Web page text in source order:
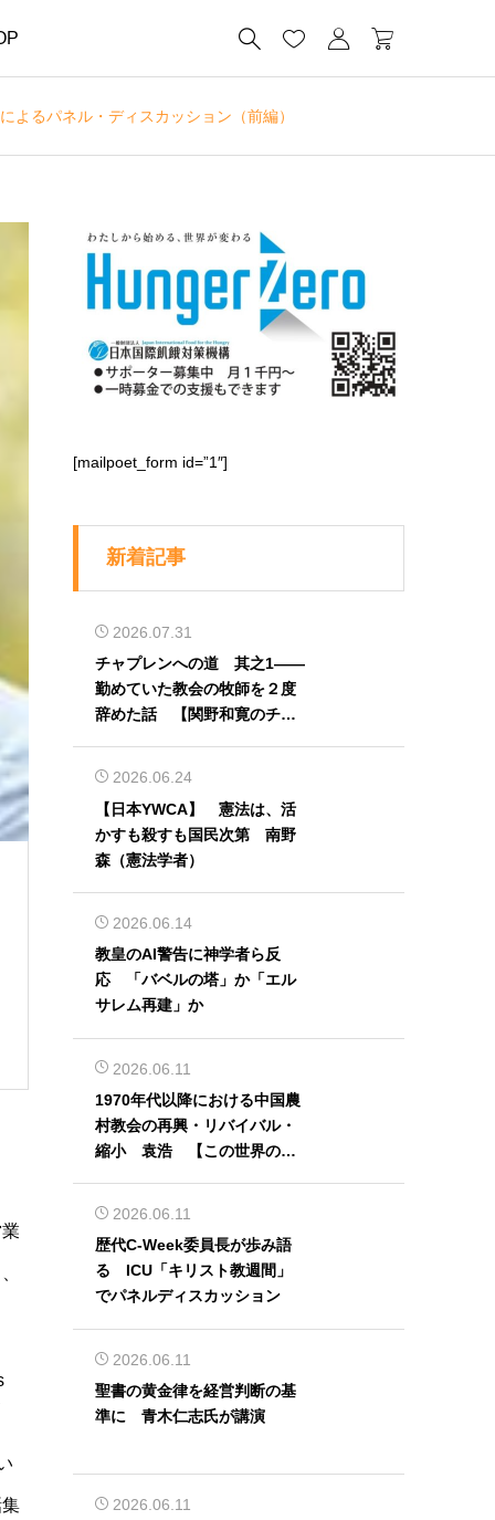
   
よるパネル・ディスカッション（前編）
[mailpoet_form id=”1″]
新着記事
2026.07.31
チャプレンへの道 其之1――
勤めていた教会の牧師を２度
辞めた話 【関野和寛のチャ
2026.06.24
【日本YWCA】 憲法は、活
かすも殺すも国民次第 南野
森（憲法学者）
2026.06.14
教皇のAI警告に神学者ら反
応 「バベルの塔」か「エル
サレム再建」か
2026.06.11
1970年代以降における中国農
村教会の再興・リバイバル・
縮小 袁浩 【この世界の片
2026.06.11
歴代C-Week委員長が歩み語
る ICU「キリスト教週間」
でパネルディスカッション
2026.06.11
聖書の黄金律を経営判断の基
準に 青木仁志氏が講演
2026.06.11